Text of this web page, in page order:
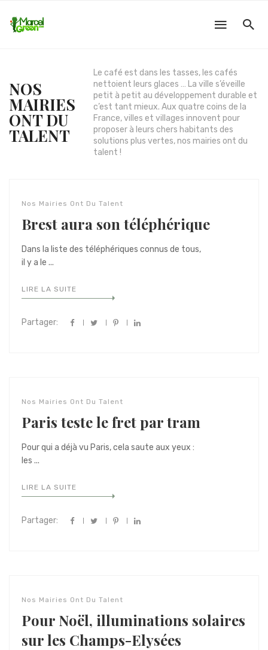
NOS
MAIRIES
ONT DU
TALENT
Le café est dans les tasses, les cafés
nettoient leurs glaces … La ville s’éveille
petit à petit au développement durable et
c’est tant mieux. Aux quatre coins de la
France, villes et villages innovent pour
proposer à leurs chers habitants des
solutions plus vertes, nos mairies ont du
talent !
Nos Mairies Ont Du Talent
Brest aura son téléphérique
Dans la liste des téléphériques connus de tous,
il y a le ...
LIRE LA SUITE
Partager:
Nos Mairies Ont Du Talent
Paris teste le fret par tram
Pour qui a déjà vu Paris, cela saute aux yeux :
les ...
LIRE LA SUITE
Partager:
Nos Mairies Ont Du Talent
Pour Noël, illuminations solaires
sur les Champs-Elysées